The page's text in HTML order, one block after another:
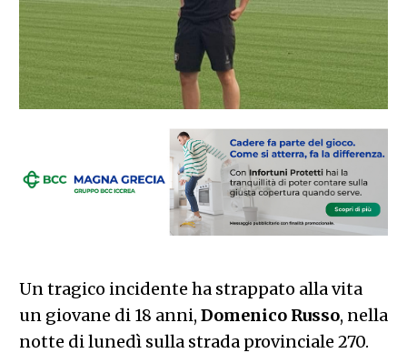
Un tragico incidente ha strappato alla vita
un giovane di 18 anni, Domenico Russo, nella
notte di lunedì sulla strada provinciale 270.